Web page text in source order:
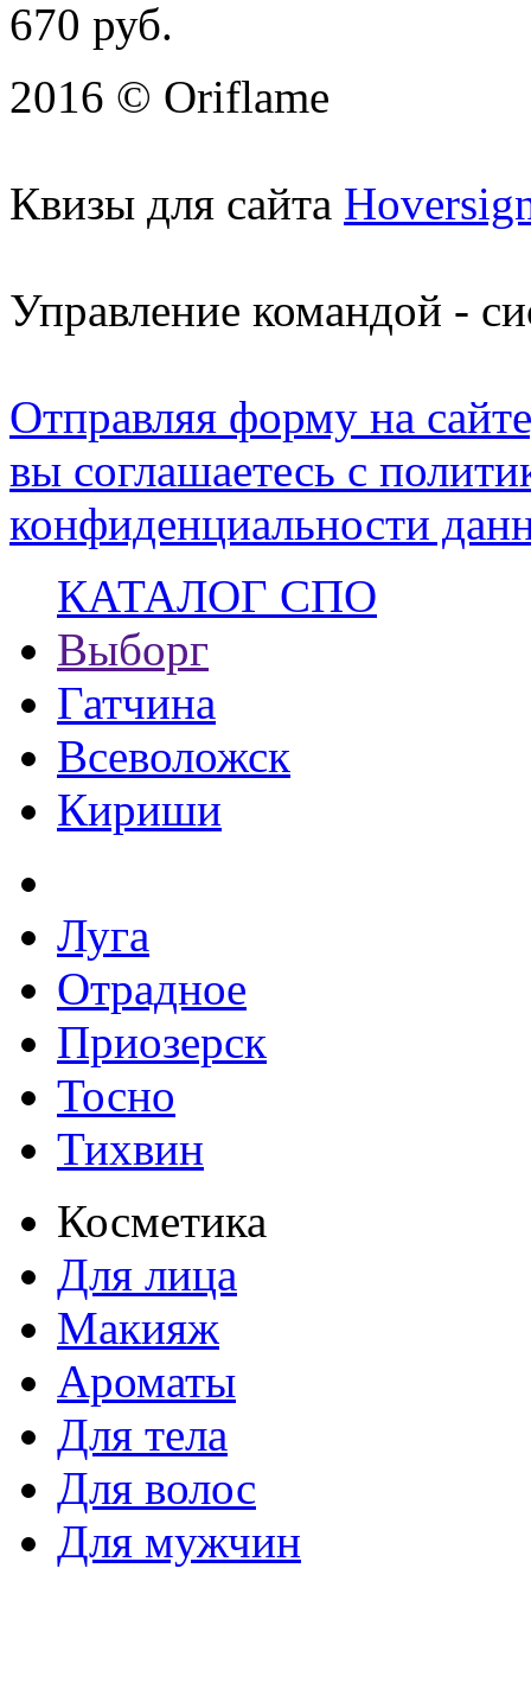
670 руб.
2016 © Oriflame
Квизы для сайта
Управление командой -
Отправляя форму на
вы соглашаетесь с
конфиденциальности
КАТАЛОГ СПО
Выборг
Гатчина
Всеволожск
Кириши
Луга
Отрадное
Приозерск
Тосно
Тихвин
Косметика
Для лица
Макияж
Ароматы
Для тела
Для волос
Для мужчин